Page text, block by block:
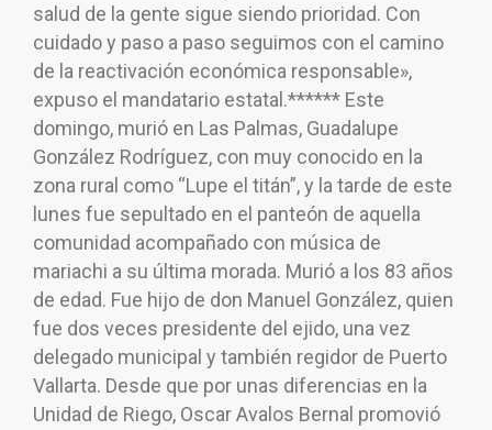
salud de la gente sigue siendo prioridad. Con
cuidado y paso a paso seguimos con el camino
de la reactivación económica responsable»,
expuso el mandatario estatal.****** Este
domingo, murió en Las Palmas, Guadalupe
González Rodríguez, con muy conocido en la
zona rural como “Lupe el titán”, y la tarde de este
lunes fue sepultado en el panteón de aquella
comunidad acompañado con música de
mariachi a su última morada. Murió a los 83 años
de edad. Fue hijo de don Manuel González, quien
fue dos veces presidente del ejido, una vez
delegado municipal y también regidor de Puerto
Vallarta. Desde que por unas diferencias en la
Unidad de Riego, Oscar Avalos Bernal promovió